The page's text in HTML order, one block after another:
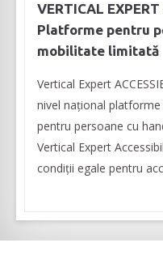
VERTICAL
Platforme pentru
mobilitate limitată
Vertical Expert
nivel național
pentru persoane cu
Vertical Expert
condiții egale pentru